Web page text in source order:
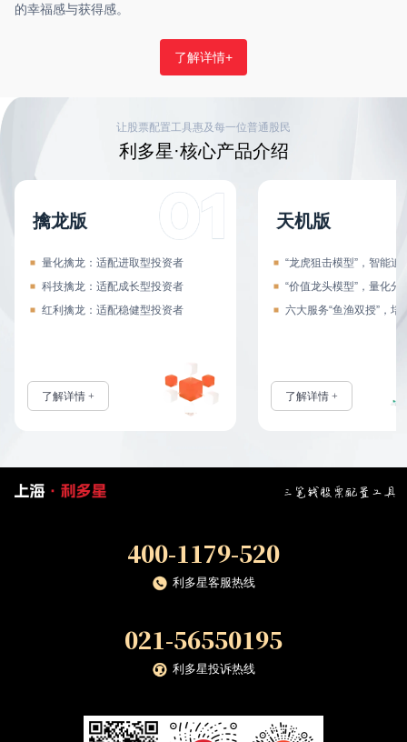
的幸福感与获得感。
了解详情+
让股票配置工具惠及每一位普通股民
利多星·核心产品介绍
擒龙版
量化擒龙：适配进取型投资者
科技擒龙：适配成长型投资者
红利擒龙：适配稳健型投资者
了解详情 +
天机版
“龙虎狙击模型”，智能追
“价值龙头模型”，量化分
六大服务“鱼渔双授”，培
了解详情 +
三笔钱股票配置工具
400-1179-520
利多星客服热线
021-56550195
利多星投诉热线